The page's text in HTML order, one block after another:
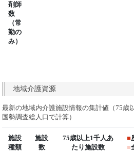
剤師
数
（常
勤の
み）
地域介護資源
最新の地域内介護施設情報の集計値（75歳
国勢調査総人口で計算）
施設
種類
施設
数
75歳以上1千人あ
たり施設数
■
■